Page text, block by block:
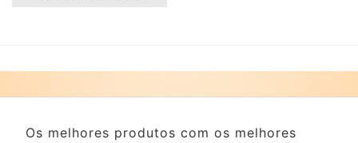
Os melhores produtos com os melhores